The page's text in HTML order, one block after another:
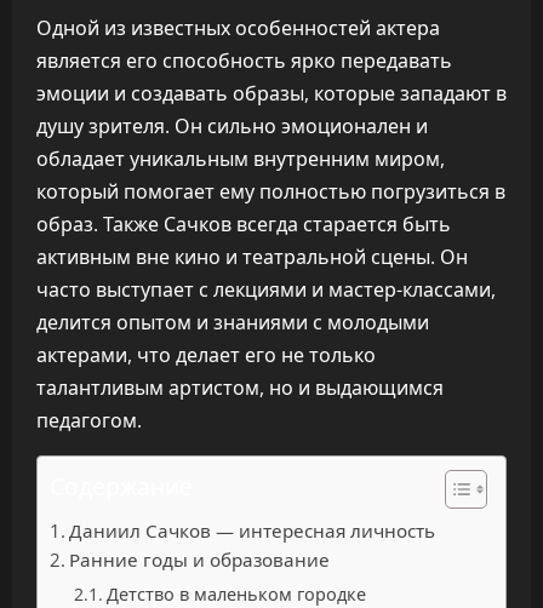
Одной из известных особенностей актера
является его способность ярко передавать
эмоции и создавать образы, которые западают в
душу зрителя. Он сильно эмоционален и
обладает уникальным внутренним миром,
который помогает ему полностью погрузиться в
образ. Также Сачков всегда старается быть
активным вне кино и театральной сцены. Он
часто выступает с лекциями и мастер-классами,
делится опытом и знаниями с молодыми
актерами, что делает его не только
талантливым артистом, но и выдающимся
педагогом.
Даниил Сачков — интересная личность
Ранние годы и образование
Детство в маленьком городке